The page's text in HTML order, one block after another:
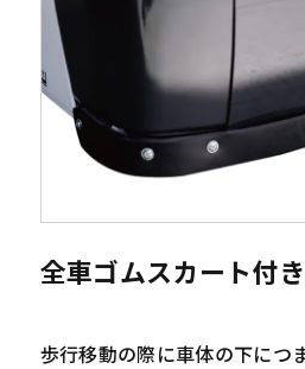
全車ゴムスカート付き
歩行移動の際に車体の下につ